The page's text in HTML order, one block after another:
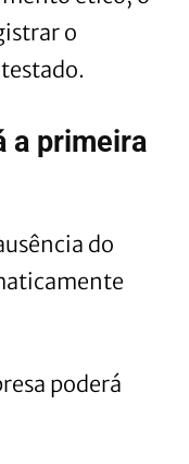
o
a primeira
do
poderá